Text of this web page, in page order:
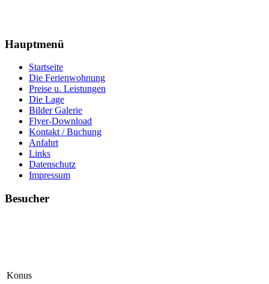
Hauptmenü
Startseite
Die Ferienwohnung
Preise u. Leistungen
Die Lage
Bilder Galerie
Flyer-Download
Kontakt / Buchung
Anfahrt
Links
Datenschutz
Impressum
Besucher
Konus